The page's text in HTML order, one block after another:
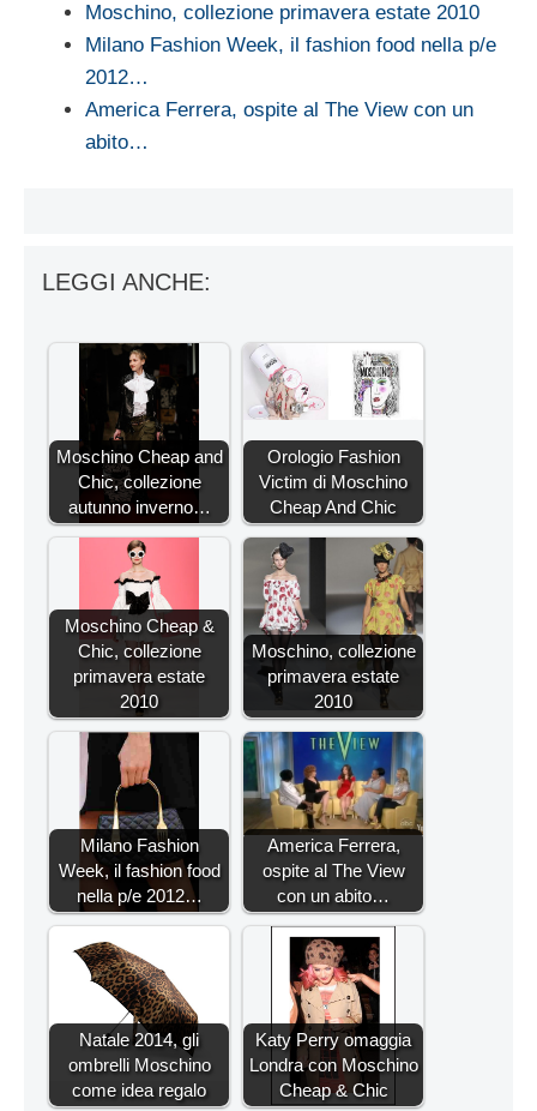
Moschino, collezione primavera estate 2010
Milano Fashion Week, il fashion food nella p/e
2012…
America Ferrera, ospite al The View con un
abito…
LEGGI ANCHE:
Moschino Cheap and
Chic, collezione
autunno inverno…
Orologio Fashion
Victim di Moschino
Cheap And Chic
Moschino Cheap &
Chic, collezione
primavera estate
2010
Moschino, collezione
primavera estate
2010
Milano Fashion
Week, il fashion food
nella p/e 2012…
America Ferrera,
ospite al The View
con un abito…
Natale 2014, gli
ombrelli Moschino
come idea regalo
Katy Perry omaggia
Londra con Moschino
Cheap & Chic